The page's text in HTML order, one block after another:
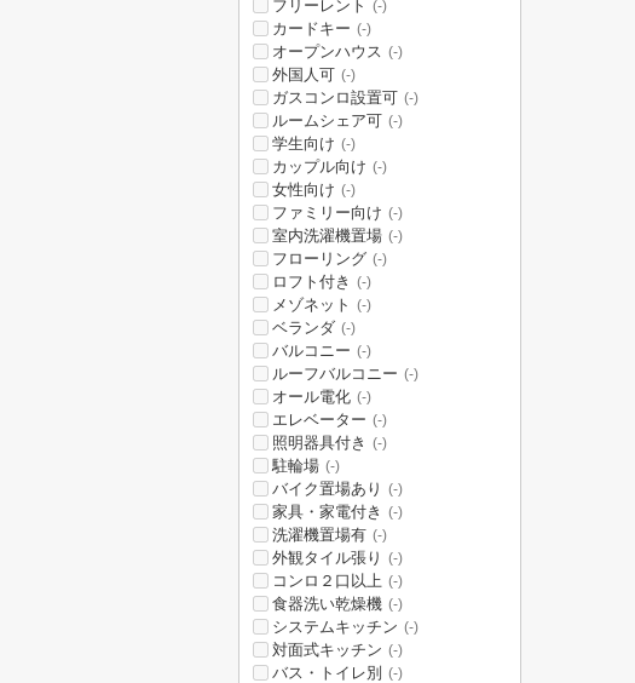
フリーレント (-)
カードキー (-)
オープンハウス (-)
外国人可 (-)
ガスコンロ設置可 (-)
ルームシェア可 (-)
学生向け (-)
カップル向け (-)
女性向け (-)
ファミリー向け (-)
室内洗濯機置場 (-)
フローリング (-)
ロフト付き (-)
メゾネット (-)
ベランダ (-)
バルコニー (-)
ルーフバルコニー (-)
オール電化 (-)
エレベーター (-)
照明器具付き (-)
駐輪場 (-)
バイク置場あり (-)
家具・家電付き (-)
洗濯機置場有 (-)
外観タイル張り (-)
コンロ２口以上 (-)
食器洗い乾燥機 (-)
システムキッチン (-)
対面式キッチン (-)
バス・トイレ別 (-)